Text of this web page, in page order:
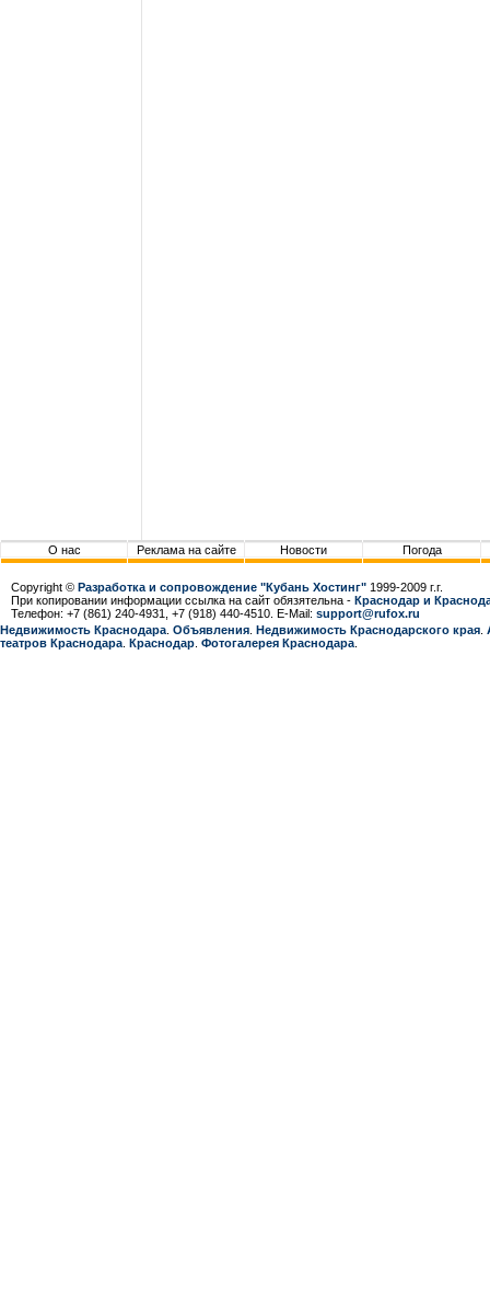
О нас Реклама на сайте Новости Погода
Copyright © Разработка и сопровождение "Кубань Хостинг" 1999-2009 г.г.
При копировании информации ссылка на сайт обязятельна - Краснодар и
Телефон: +7 (861) 240-4931, +7 (918) 440-4510. E-Mail: support@rufox.ru
Недвижимость Краснодара Объявления Недвижимость Краснодарcкого края
театров Краснодара Краснодар Фотогалерея Краснодара